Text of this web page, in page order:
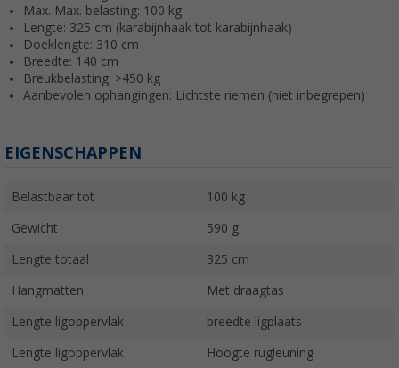
Max. Max. belasting: 100 kg
Lengte: 325 cm (karabijnhaak tot karabijnhaak)
Doeklengte: 310 cm
Breedte: 140 cm
Breukbelasting: >450 kg
Aanbevolen ophangingen: Lichtste riemen (niet inbegrepen)
EIGENSCHAPPEN
Belastbaar tot 100 kg
Gewicht 590 g
Lengte totaal 325 cm
Hangmatten Met draagtas
Lengte ligoppervlak breedte ligplaats
Lengte ligoppervlak Hoogte rugleuning